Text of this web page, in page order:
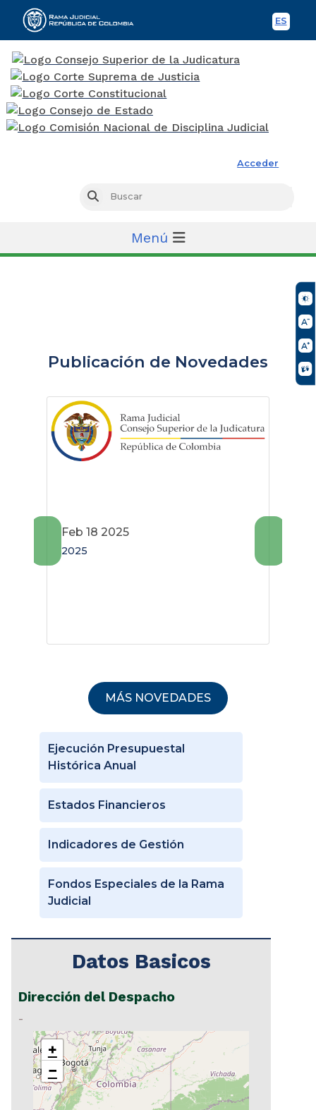
ES
Acceder
Buscar
Menú
Publicación de Novedades
Feb 18 2025
2025
MÁS NOVEDADES
Ejecución Presupuestal
Histórica Anual
Estados Financieros
Indicadores de Gestión
Fondos Especiales de la Rama
Judicial
Datos Basicos
Dirección del Despacho
-
+
−